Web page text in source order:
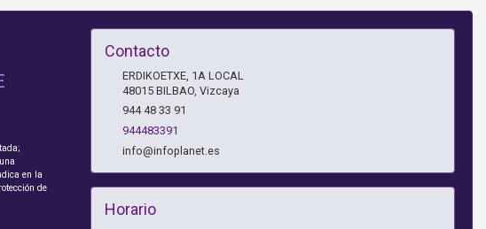
en la
de
Contacto
ERDIKOETXE, 1A LOCAL
48015 BILBAO, Vizcaya
944 48 33 91
944483391
info@infoplanet.es
Horario